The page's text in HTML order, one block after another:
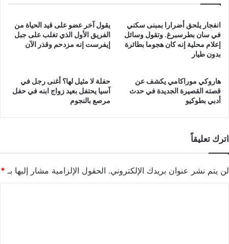
انفجار يلحق أضرارا بمبنى سكني
في سان بطرسبرغ. وتقول وسائل
إعلام محلية إنه كان هجوما بطائرة
بدون طيار
يقول آخر عضو على قيد الحياة من
الفريق الأول الذي تغلب على جبل
إيفرست إنه مزدحم وقذر الآن
هاروكي موراكامي يكشف عن
قصته القصيرة الجديدة في حدث
أدبي بطوكيو
حفلة لا مثيل لها؟ أغنى رجل في
آسيا يحتفل بعيد زواج ابنه في حفل
مرصع بالنجوم
اترك تعليقاً
لن يتم نشر عنوان بريدك الإلكتروني. الحقول الإلزامية مشار إليها بـ *